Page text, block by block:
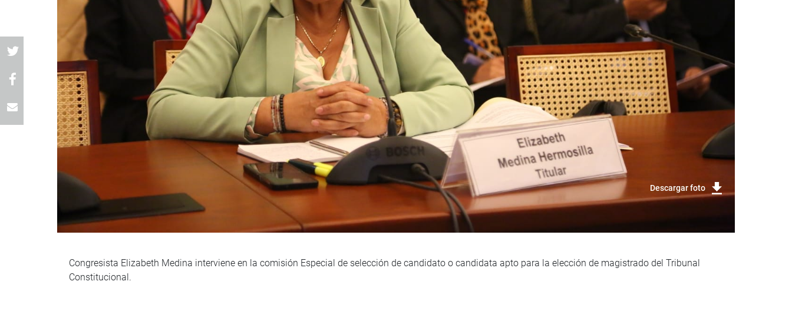
Descargar foto
Congresista Elizabeth Medina interviene en la comisión Especial de selección de candidato o candidata apto para la elección de magistrado del Tribunal
Constitucional.